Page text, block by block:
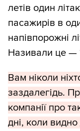
летів один
пасажирів в
напівпорожні
Називали це —
Вам ніколи
заздалегідь.
компанії про
дні, коли